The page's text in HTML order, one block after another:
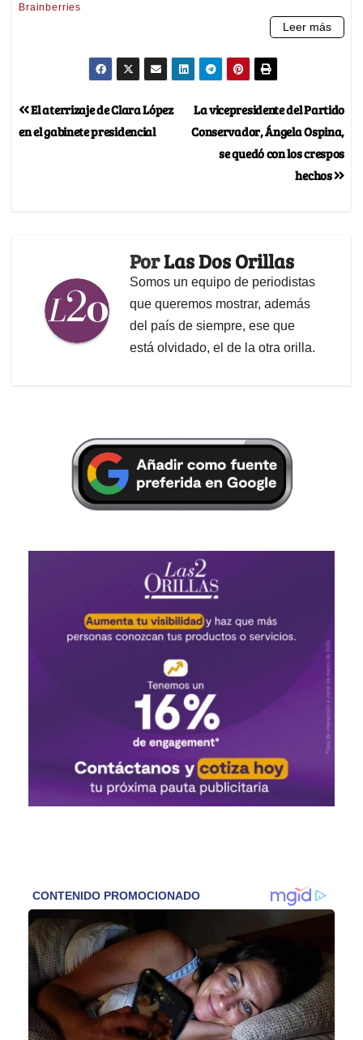
La vicepresidente del Partido
Conservador, Ángela Ospina,
se quedó con los crespos
hechos
El aterrizaje de Clara López
en el gabinete presidencial
PorLas Dos Orillas
Somos un equipo de periodistas
que queremos mostrar, además
del país de siempre, ese que
está olvidado, el de la otra orilla.